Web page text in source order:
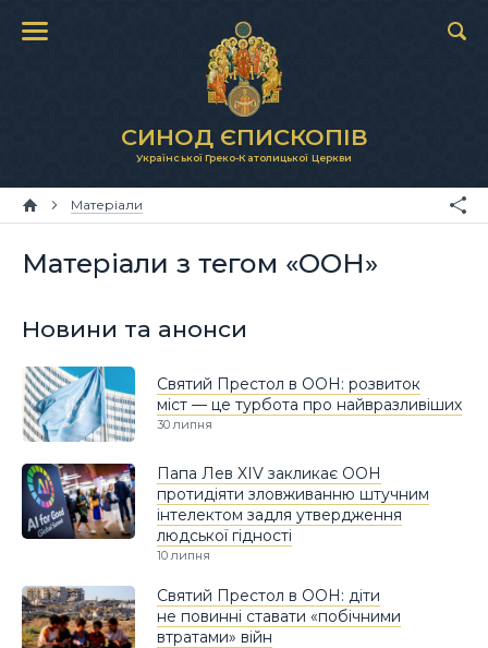
СИНОД ЄПИСКОПІВ
Української Греко-Католицької Церкви
Матеріали
Матеріали з тегом «ООН»
Новини та анонси
Святий Престол в ООН: розвиток
міст — це турбота про найвразливіших
30 липня
Папа Лев XIV закликає ООН
протидіяти зловживанню штучним
інтелектом задля утвердження
людської гідності
10 липня
Святий Престол в ООН: діти
не повинні ставати «побічними
втратами» війн